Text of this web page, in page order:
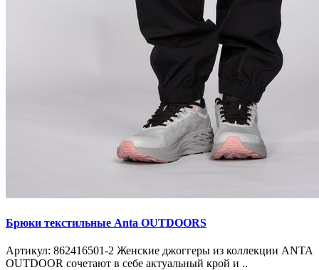
Брюки текстильные Anta OUTDOORS
Артикул: 862416501-2 Женские джоггеры из коллекции ANTA
OUTDOOR сочетают в себе актуальный крой и ..